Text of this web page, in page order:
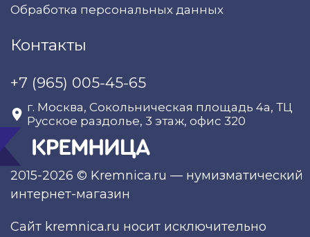
2015-2026 © Kremnica.ru — нумизматический
интернет-магазин
Обработка персональных данных
Контакты
+7 (965) 005-45-65
г. Москва, Сокольническая площадь 4а, ТЦ
Русское раздолье, 3 этаж, офис 320
Сайт kremnica.ru носит исключительно